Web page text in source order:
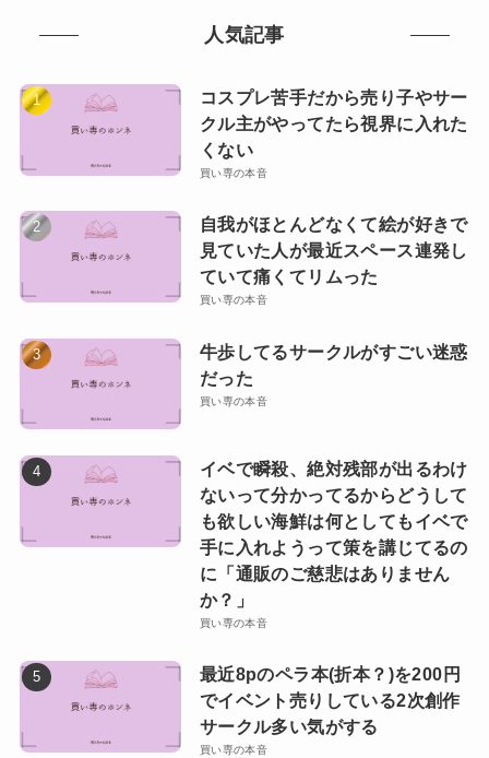
人気記事
コスプレ苦手だから売り子やサー
クル主がやってたら視界に入れた
くない
買い専の本音
自我がほとんどなくて絵が好きで
見ていた人が最近スペース連発し
ていて痛くてリムった
買い専の本音
牛歩してるサークルがすごい迷惑
だった
買い専の本音
イベで瞬殺、絶対残部が出るわけ
ないって分かってるからどうして
も欲しい海鮮は何としてもイベで
手に入れようって策を講じてるの
に「通販のご慈悲はありません
か？」
買い専の本音
最近8pのペラ本(折本？)を200円
でイベント売りしている2次創作
サークル多い気がする
買い専の本音